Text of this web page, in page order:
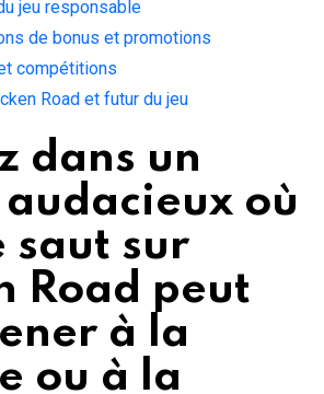
jeu responsable
de bonus et promotions
compétitions
Road et futur du jeu
dans un
où
saut sur
Road peut
à la
ou à la